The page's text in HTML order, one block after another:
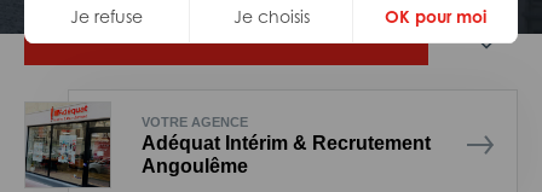
Je refuse Je choisis OK pour moi
VOTRE AGENCE
Adéquat Intérim & Recrutement
Angoulême